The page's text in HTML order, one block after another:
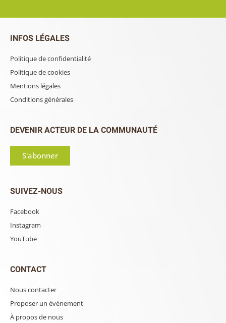
INFOS LÉGALES
Politique de confidentialité
Politique de cookies
Mentions légales
Conditions générales
DEVENIR ACTEUR DE LA COMMUNAUTÉ
S'abonner
SUIVEZ-NOUS
Facebook
Instagram
YouTube
CONTACT
Nous contacter
Proposer un événement
À propos de nous